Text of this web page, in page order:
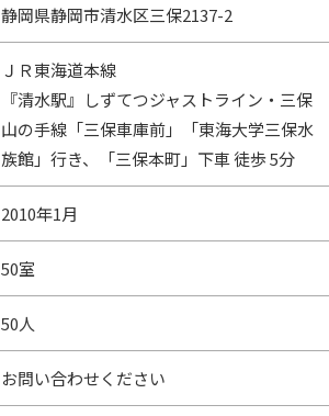
静岡県静岡市清水区三保2137-2
ＪＲ東海道本線
『清水駅』しずてつジャストライン・三保
山の手線「三保車庫前」「東海大学三保水
族館」行き、「三保本町」下車 徒歩 5分
2010年1月
50室
50人
お問い合わせください